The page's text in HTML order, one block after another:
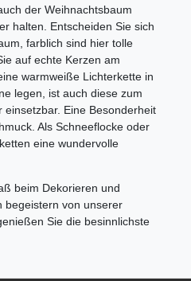
der Weihnachtsbaum
halten. Entscheiden Sie sich
farblich sind hier tolle
auf echte Kerzen am
warmweiße Lichterkette in
legen, ist auch diese zum
Eine Besonderheit
Als Schneeflocke oder
eine wundervolle
beim Dekorieren und
begeistern von unserer
Sie die besinnlichste